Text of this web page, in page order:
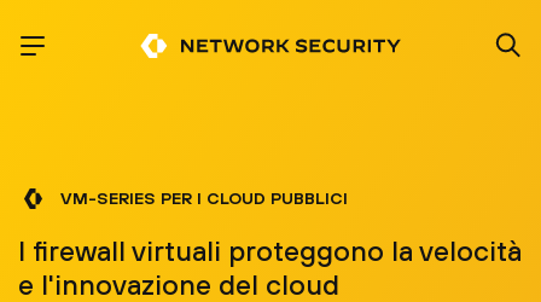
VM-SERIES PER I CLOUD PUBBLICI
I firewall virtuali proteggono la velocità
e l'innovazione del cloud